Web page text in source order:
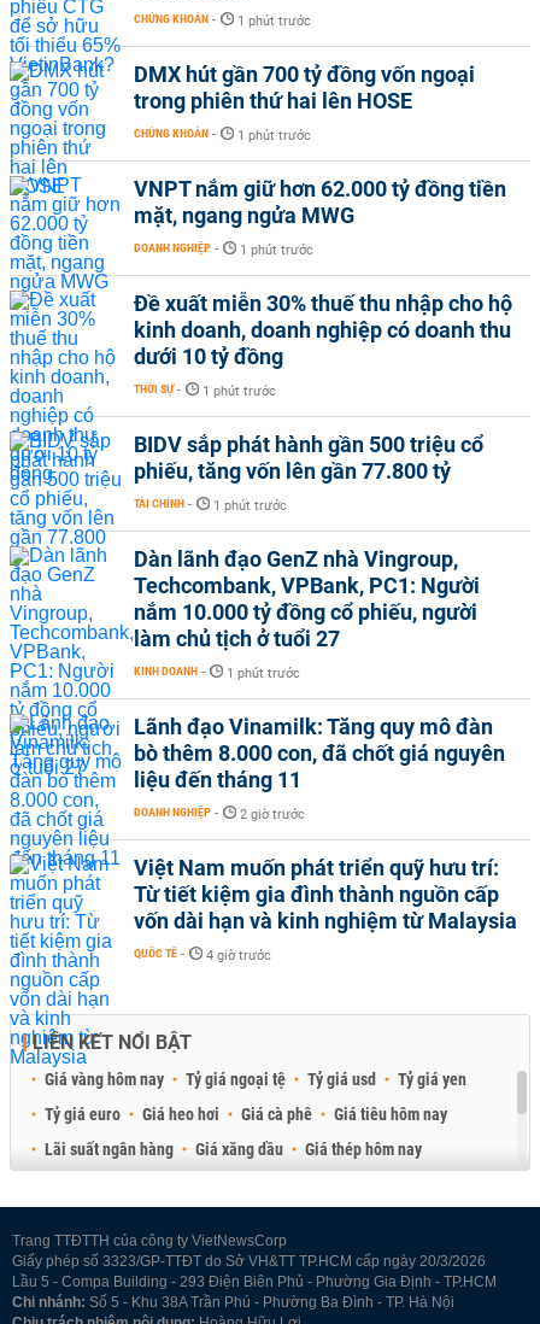
CHỨNG KHOÁN - 1 phút trước
DMX hút gần 700 tỷ đồng vốn ngoại
trong phiên thứ hai lên HOSE
CHỨNG KHOÁN - 1 phút trước
VNPT nắm giữ hơn 62.000 tỷ đồng tiền
mặt, ngang ngửa MWG
DOANH NGHIỆP - 1 phút trước
Đề xuất miễn 30% thuế thu nhập cho hộ
kinh doanh, doanh nghiệp có doanh thu
dưới 10 tỷ đồng
THỜI SỰ - 1 phút trước
BIDV sắp phát hành gần 500 triệu cổ
phiếu, tăng vốn lên gần 77.800 tỷ
TÀI CHÍNH - 1 phút trước
Dàn lãnh đạo GenZ nhà Vingroup,
Techcombank, VPBank, PC1: Người
nắm 10.000 tỷ đồng cổ phiếu, người
làm chủ tịch ở tuổi 27
KINH DOANH - 1 phút trước
Lãnh đạo Vinamilk: Tăng quy mô đàn
bò thêm 8.000 con, đã chốt giá nguyên
liệu đến tháng 11
DOANH NGHIỆP - 2 giờ trước
Việt Nam muốn phát triển quỹ hưu trí:
Từ tiết kiệm gia đình thành nguồn cấp
vốn dài hạn và kinh nghiệm từ Malaysia
QUỐC TẾ - 4 giờ trước
LIÊN KẾT NỔI BẬT
Giá vàng hôm nay Tỷ giá ngoại tệ Tỷ giá usd
Tỷ giá yen
Tỷ giá euro
Giá heo hơi Giá cà phê
Giá tiêu hôm nay
Lãi suất ngân hàng
Giá xăng dầu
Giá thép hôm nay
Trang TTĐTTH của công ty VietNewsCorp
Giấy phép số 3323/GP-TTĐT do Sở VH&TT TP.HCM cấp ngày 20/3/2026
Lầu 5 - Compa Building - 293 Điện Biên Phủ - Phường Gia Định - TP.HCM
Chi nhánh: Số 5 - Khu 38A Trần Phú - Phường Ba Đình - TP. Hà Nội